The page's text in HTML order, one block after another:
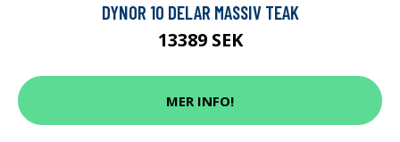
DYNOR 10 DELAR MASSIV TEAK
13389 SEK
MER INFO!